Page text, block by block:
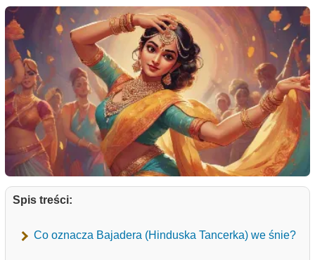
Spis treści:
Co oznacza Bajadera (Hinduska Tancerka) we śnie?